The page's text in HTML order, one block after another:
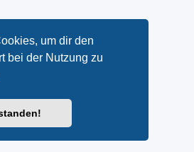
um dir den
bei der Nutzung zu